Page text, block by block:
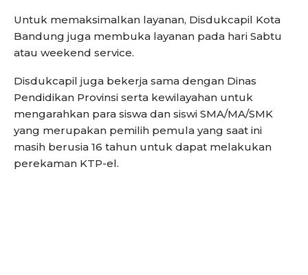
Untuk memaksimalkan layanan, Disdukcapil Kota
Bandung juga membuka layanan pada hari Sabtu
atau weekend service.
Disdukcapil juga bekerja sama dengan Dinas
Pendidikan Provinsi serta kewilayahan untuk
mengarahkan para siswa dan siswi SMA/MA/SMK
yang merupakan pemilih pemula yang saat ini
masih berusia 16 tahun untuk dapat melakukan
perekaman KTP-el.